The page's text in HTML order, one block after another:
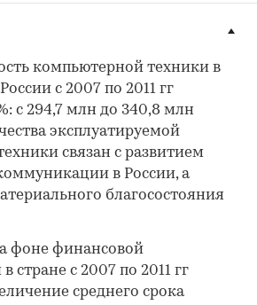
компьютерной техники в
с 2007 по 2011 гг
с 294,7 млн до 340,8 млн
эксплуатируемой
связан с развитием
в России, а
благосостояния
фоне финансовой
стране с 2007 по 2011 гг
среднего срока